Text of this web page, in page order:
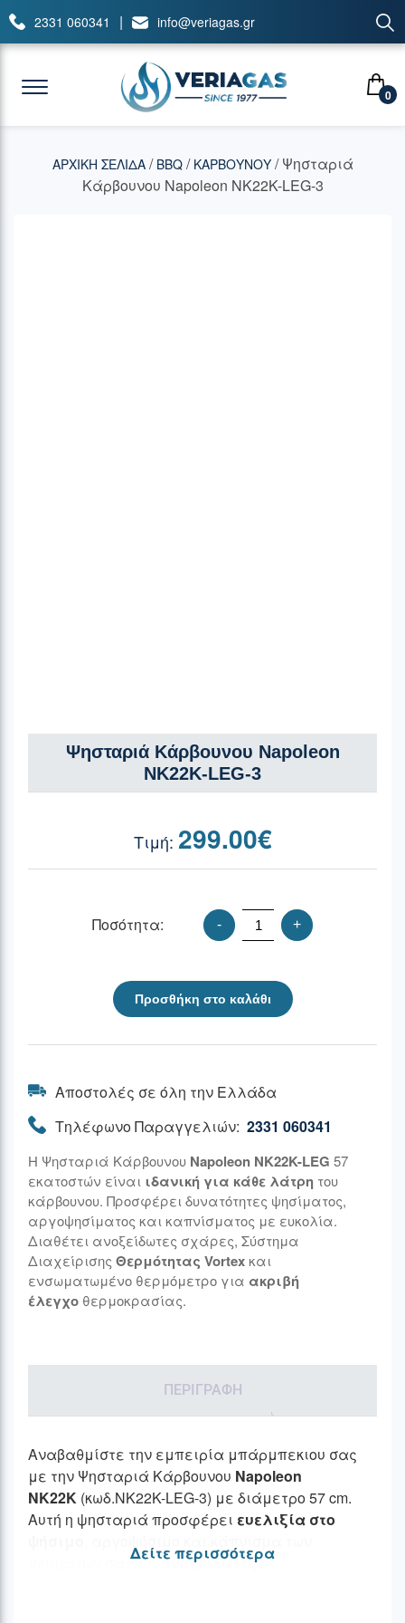
2331 060341 | info@veriagas.gr
0
ΑΡΧΙΚΉ ΣΕΛΊΔΑ/ BBQ/ ΚΑΡΒΟΥΝΟΥ/ Ψησταριά
Κάρβουνου Napoleon NK22K-LEG-3
Ψησταριά Κάρβουνου Napoleon
NK22K-LEG-3
299.00€
Ποσότητα: - +
Προσθήκη στο καλάθι
Αποστολές σε όλη την Ελλάδα
Τηλέφωνο Παραγγελιών: 2331 060341
Η Ψησταριά Κάρβουνου Napoleon NK22K-LEG 57
εκατοστών είναι ιδανική για κάθε λάτρη του
κάρβουνου. Προσφέρει δυνατότητες ψησίματος,
αργοψησίματος και καπνίσματος με ευκολία.
Διαθέτει ανοξείδωτες σχάρες, Σύστημα
Διαχείρισης Θερμότητας Vortex και
ενσωματωμένο θερμόμετρο για ακριβή
έλεγχο θερμοκρασίας.
ΠΕΡΙΓΡΑΦΉ
Αναβαθμίστε την εμπειρία μπάρμπεκιου σας
με την Ψησταριά Κάρβουνου Napoleon
NK22K (κωδ.NK22K-LEG-3) με διάμετρο 57 cm.
Αυτή η ψησταριά προσφέρει ευελιξία στο
γευμάτων σας. Οιανοξείδωτες
Δείτε περισσότερα